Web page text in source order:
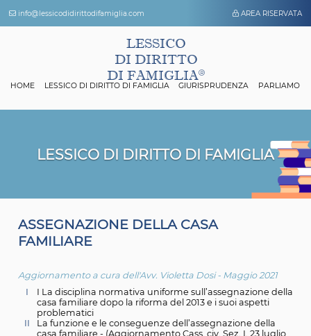
info@lessicodidirittodifamiglia.com AREA
LESSICO
DI DIRITTO
DI FAMIGLIA
LESSICO DI DIRITTO DI
FAMILIARE
Aggiornamento a cura dell'Avv. Violetta Dosi - Maggio